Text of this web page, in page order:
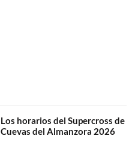
Los horarios del Supercross de
Cuevas del Almanzora 2026